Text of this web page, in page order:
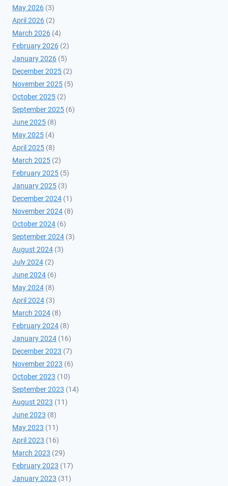
May 2026 (3)
April 2026 (2)
March 2026 (4)
February 2026 (2)
January 2026 (5)
December 2025 (2)
November 2025 (5)
October 2025 (2)
September 2025 (6)
June 2025 (8)
May 2025 (4)
April 2025 (8)
March 2025 (2)
February 2025 (5)
January 2025 (3)
December 2024 (1)
November 2024 (8)
October 2024 (6)
September 2024 (3)
August 2024 (3)
July 2024 (2)
June 2024 (6)
May 2024 (8)
April 2024 (3)
March 2024 (8)
February 2024 (8)
January 2024 (16)
December 2023 (7)
November 2023 (6)
October 2023 (10)
September 2023 (14)
August 2023 (11)
June 2023 (8)
May 2023 (11)
April 2023 (16)
March 2023 (29)
February 2023 (17)
January 2023 (31)